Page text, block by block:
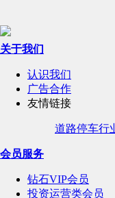
关于我们
认识我们
广告合作
友情链接
道路停车行
会员服务
钻石VIP会员
投资运营类会员